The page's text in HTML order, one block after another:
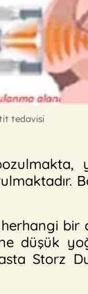
tedavisi
düşük
Storz